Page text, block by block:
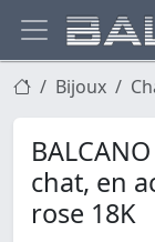
Bijoux
chat, en
rose 18K